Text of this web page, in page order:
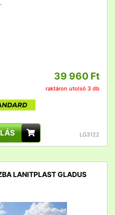
39 960 Ft
raktáron utolsó 3 db
LG3122
LANITPLAST GLADUS